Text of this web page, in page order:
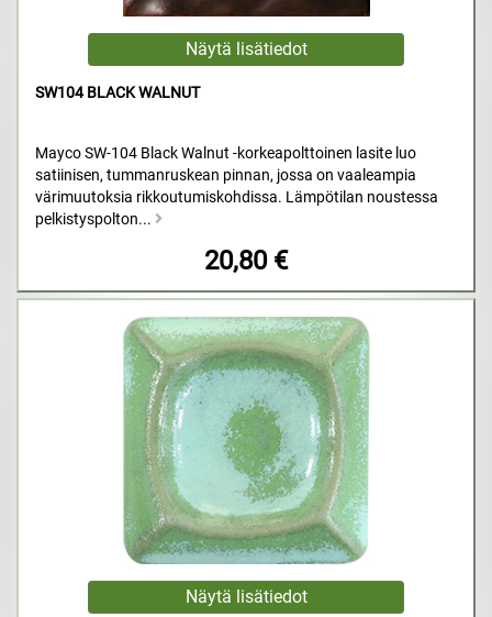
SW104 BLACK WALNUT
Mayco SW-104 Black Walnut -korkeapolttoinen lasite luo
satiinisen, tummanruskean pinnan, jossa on vaaleampia
värimuutoksia rikkoutumiskohdissa. Lämpötilan noustessa
pelkistyspolton...
20,80 €